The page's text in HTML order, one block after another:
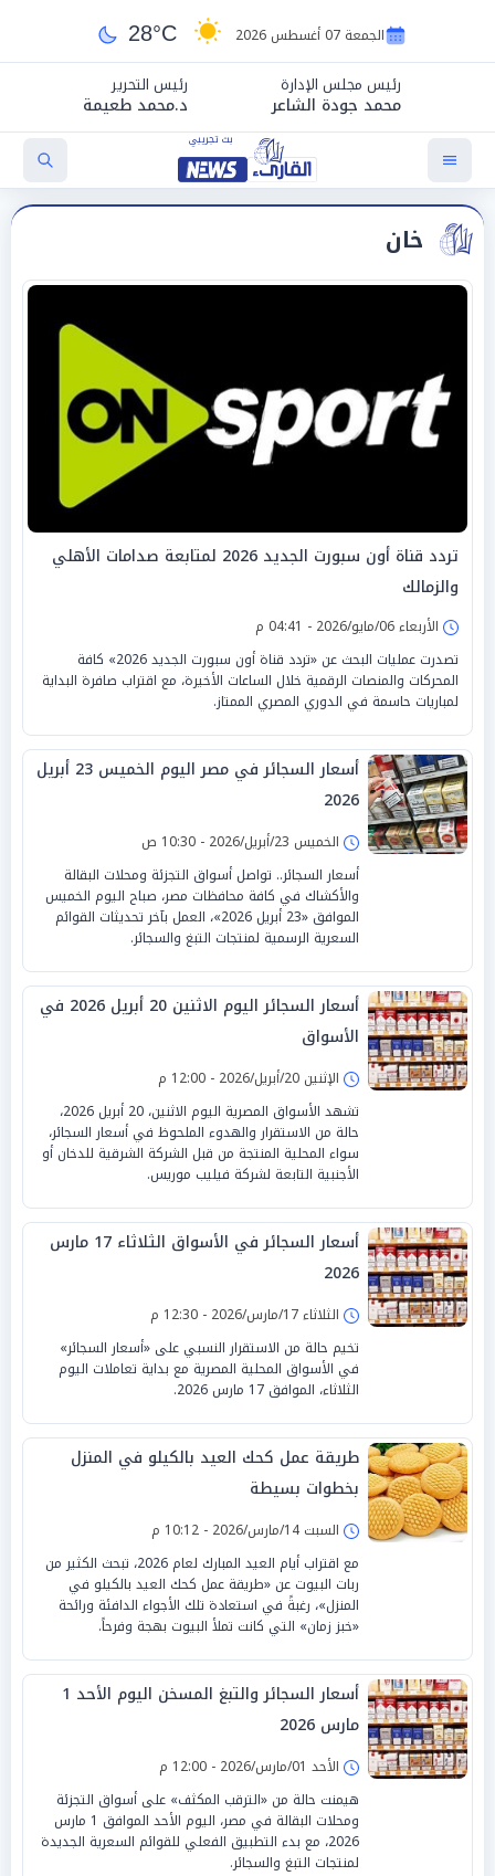
الجمعة 07 أغسطس 2026 28°C
رئيس مجلس الإدارة
محمد جودة الشاعر
رئيس التحرير
د.محمد طعيمة
خان
تردد قناة أون سبورت الجديد 2026 لمتابعة صدامات الأهلي
والزمالك
الأربعاء 06/مايو/2026 - 04:41 م
تصدرت عمليات البحث عن «تردد قناة أون سبورت الجديد 2026» كافة
المحركات والمنصات الرقمية خلال الساعات الأخيرة، مع اقتراب صافرة البداية
لمباريات حاسمة في الدوري المصري الممتاز.
أسعار السجائر في مصر اليوم الخميس 23 أبريل
2026
الخميس 23/أبريل/2026 - 10:30 ص
أسعار السجائر.. تواصل أسواق التجزئة ومحلات البقالة
والأكشاك في كافة محافظات مصر، صباح اليوم الخميس
الموافق «23 أبريل 2026»، العمل بآخر تحديثات القوائم
السعرية الرسمية لمنتجات التبغ والسجائر.
أسعار السجائر اليوم الاثنين 20 أبريل 2026 في
الأسواق
الإثنين 20/أبريل/2026 - 12:00 م
تشهد الأسواق المصرية اليوم الاثنين، 20 أبريل 2026،
حالة من الاستقرار والهدوء الملحوظ في أسعار السجائر،
سواء المحلية المنتجة من قبل الشركة الشرقية للدخان أو
الأجنبية التابعة لشركة فيليب موريس.
أسعار السجائر في الأسواق الثلاثاء 17 مارس
2026
الثلاثاء 17/مارس/2026 - 12:30 م
تخيم حالة من الاستقرار النسبي على «أسعار السجائر»
في الأسواق المحلية المصرية مع بداية تعاملات اليوم
الثلاثاء، الموافق 17 مارس 2026.
طريقة عمل كحك العيد بالكيلو في المنزل
بخطوات بسيطة
السبت 14/مارس/2026 - 10:12 م
مع اقتراب أيام العيد المبارك لعام 2026، تبحث الكثير من
ربات البيوت عن «طريقة عمل كحك العيد بالكيلو في
المنزل»، رغبةً في استعادة تلك الأجواء الدافئة ورائحة
«خبز زمان» التي كانت تملأ البيوت بهجة وفرحاً.
أسعار السجائر والتبغ المسخن اليوم الأحد 1
مارس 2026
الأحد 01/مارس/2026 - 12:00 م
هيمنت حالة من «الترقب المكثف» على أسواق التجزئة
ومحلات البقالة في مصر، اليوم الأحد الموافق 1 مارس
2026، مع بدء التطبيق الفعلي للقوائم السعرية الجديدة
لمنتجات التبغ والسجائر.